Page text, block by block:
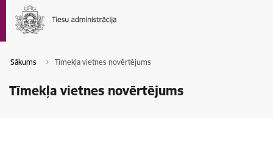
Sākums Tīmekļa vietnes novērtējums
Tīmekļa vietnes novērtējums